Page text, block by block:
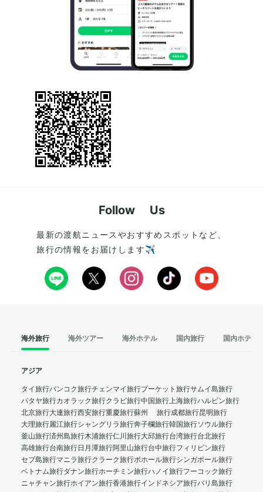
Follow Us
最新の渡航ニュースやおすすめスポットなど、
旅行の情報をお届けします✈️
海外旅行 海外ツアー 海外ホテル 国内旅行 国内ホテル
アジア
タイ旅行バンコク旅行チェンマイ旅行プーケット旅行サムイ島旅行
パタヤ旅行カオラック旅行クラビ旅行中国旅行上海旅行ハルビン旅行
北京旅行大連旅行西安旅行重慶旅行蘇州 旅行成都旅行昆明旅行
大理旅行麗江旅行シャングリラ旅行奔子欄旅行韓国旅行ソウル旅行
釜山旅行済州島旅行木浦旅行仁川旅行大邱旅行台湾旅行台北旅行
高雄旅行台南旅行日月潭旅行阿里山旅行台中旅行フィリピン旅行
セブ島旅行マニラ旅行クラーク旅行ボホール旅行シンガポール旅行
ベトナム旅行ダナン旅行ホーチミン旅行ハノイ旅行フーコック旅行
ニャチャン旅行ホイアン旅行香港旅行インドネシア旅行バリ島旅行